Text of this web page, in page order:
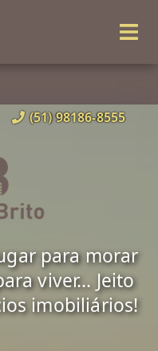
(51) 98186-8555
para morar
viver... Jeito
imobiliários!